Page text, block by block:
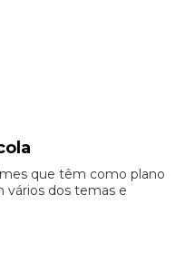
que têm como plano
vários dos temas e